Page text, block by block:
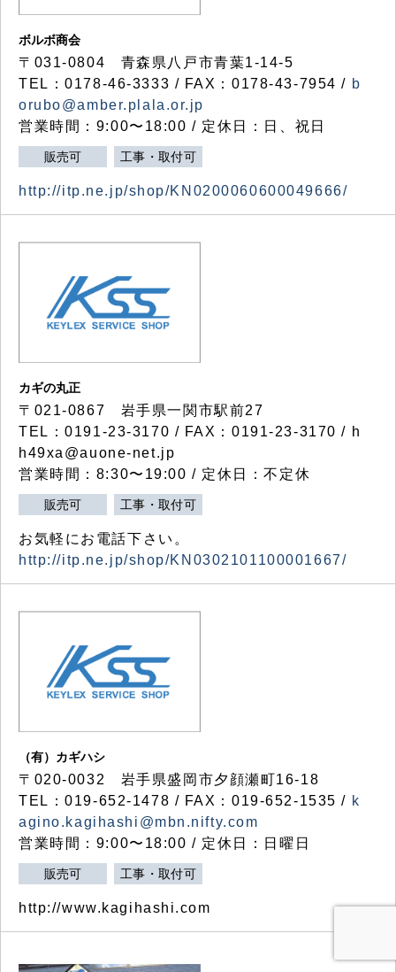
ボルボ商会
〒031-0804 青森県八戸市青葉1-14-5
TEL：0178-46-3333 / FAX：0178-43-7954 / b
orubo@amber.plala.or.jp
営業時間：9:00〜18:00 / 定休日：日、祝日
販売可 工事・取付可
http://itp.ne.jp/shop/KN0200060600049666/
カギの丸正
〒021-0867 岩手県一関市駅前27
TEL：0191-23-3170 / FAX：0191-23-3170 / h
h49xa@auone-net.jp
営業時間：8:30〜19:00 / 定休日：不定休
販売可 工事・取付可
お気軽にお電話下さい。
http://itp.ne.jp/shop/KN0302101100001667/
（有）カギハシ
〒020-0032 岩手県盛岡市夕顔瀬町16-18
TEL：019-652-1478 / FAX：019-652-1535 / k
agino.kagihashi@mbn.nifty.com
営業時間：9:00〜18:00 / 定休日：日曜日
販売可 工事・取付可
http://www.kagihashi.com